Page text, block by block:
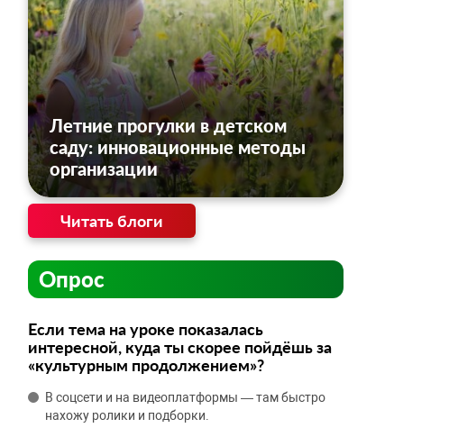
Летние прогулки в детском
саду: инновационные методы
организации
Читать блоги
Опрос
Если тема на уроке показалась
интересной, куда ты скорее пойдёшь за
«культурным продолжением»?
В соцсети и на видеоплатформы — там быстро
нахожу ролики и подборки.